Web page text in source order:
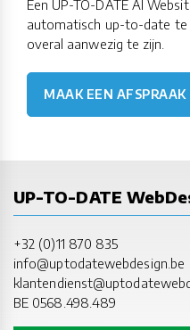
Een UP-TO-DATE AI
automatisch up-to-date te
overal aanwezig te zijn.
MAAK EEN AFSPRAAK
UP-TO-DATE
+32 (0)11 870 835
info@uptodatewebdesign.be
BE 0568.498.489